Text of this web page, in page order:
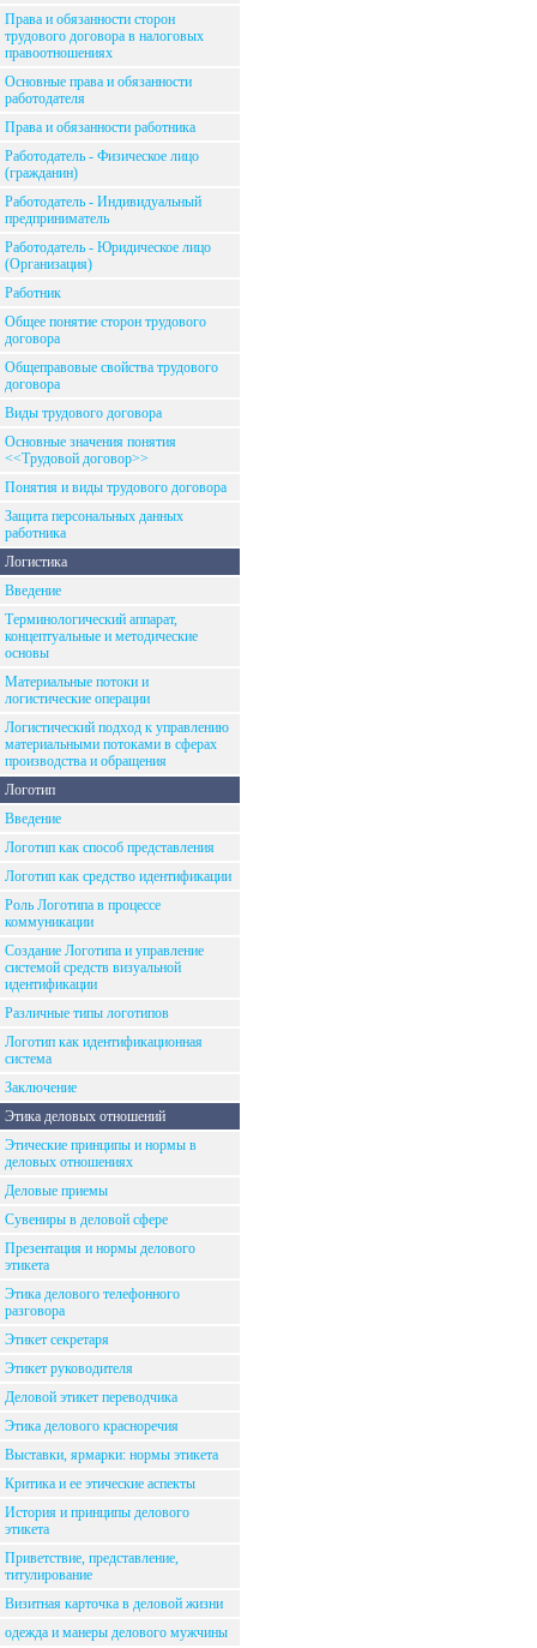
Права и обязанности сторон
трудового договора в налоговых
правоотношениях
Основные права и обязанности
работодателя
Права и обязанности работника
Работодатель - Физическое лицо
(гражданин)
Работодатель - Индивидуальный
предприниматель
Работодатель - Юридическое лицо
(Организация)
Работник
Общее понятие сторон трудового
договора
Общеправовые свойства трудового
договора
Виды трудового договора
Основные значения понятия
<<Трудовой договор>>
Понятия и виды трудового договора
Защита персональных данных
работника
Логистика
Введение
Терминологический аппарат,
концептуальные и методические
основы
Материальные потоки и
логистические операции
Логистический подход к управлению
материальными потоками в сферах
производства и обращения
Логотип
Введение
Логотип как способ представления
Логотип как средство идентификации
Роль Логотипа в процессе
коммуникации
Создание Логотипа и управление
системой средств визуальной
идентификации
Различные типы логотипов
Логотип как идентификационная
система
Заключение
Этика деловых отношений
Этические принципы и нормы в
деловых отношениях
Деловые приемы
Сувениры в деловой сфере
Презентация и нормы делового
этикета
Этика делового телефонного
разговора
Этикет секретаря
Этикет руководителя
Деловой этикет переводчика
Этика делового красноречия
Выставки, ярмарки: нормы этикета
Критика и ее этические аспекты
История и принципы делового
этикета
Приветствие, представление,
титулирование
Визитная карточка в деловой жизни
одежда и манеры делового мужчины